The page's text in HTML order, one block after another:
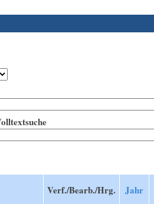
Verf./Bearb./Hrg. Jahr